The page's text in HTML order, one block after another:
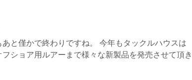
と僅かで終わりですね。 今年もタックルハウスは
フショア用ルアーまで様々な新製品を発売させて頂き